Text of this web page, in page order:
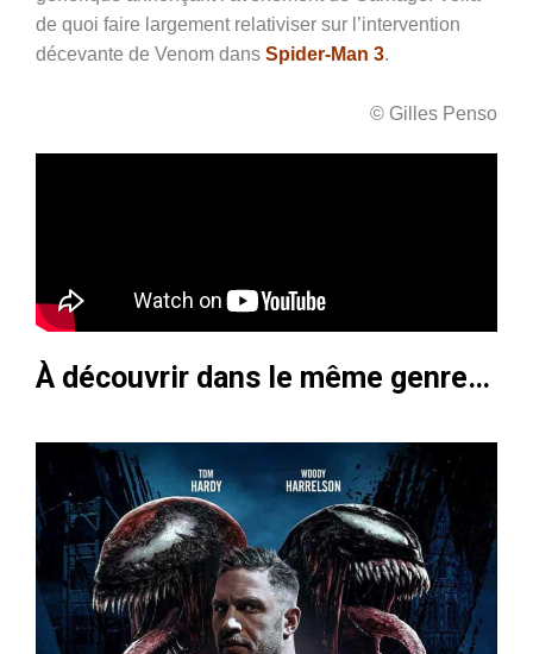
de quoi faire largement relativiser sur l’intervention
décevante de Venom dans Spider-Man 3.
© Gilles Penso
À découvrir dans le même genre…